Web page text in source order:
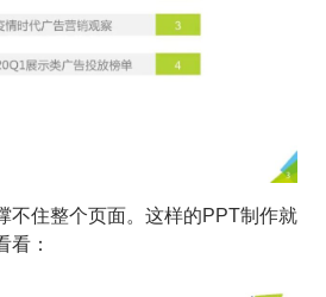
不住整个页面。这样的PPT制作就
看：